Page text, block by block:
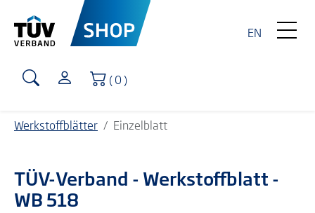
EN
Warenkorb
( 0 )
Werkstoffblätter Einzelblatt
TÜV-Verband - Werkstoffblatt -
WB 518